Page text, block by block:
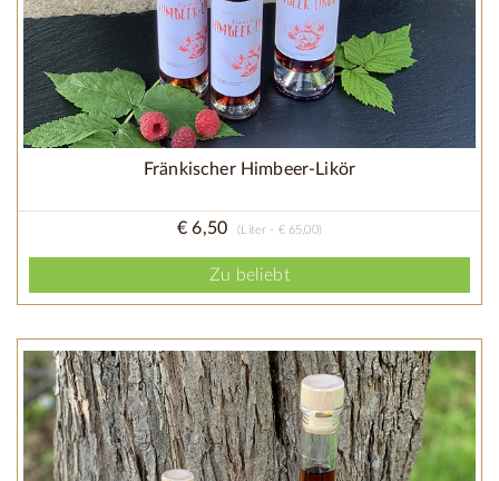
Fränkischer Himbeer-Likör
€ 6,50 (Liter - € 65,00)
Zu beliebt